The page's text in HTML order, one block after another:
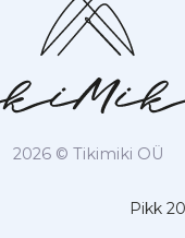
2026 © Tikimiki OÜ
Pikk